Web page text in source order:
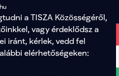
a TISZA Közösségéről,
vagy érdeklődsz a
iránt, kérlek, vedd fel
elérhetőségeken: